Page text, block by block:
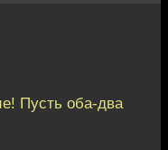
Пусть оба-два